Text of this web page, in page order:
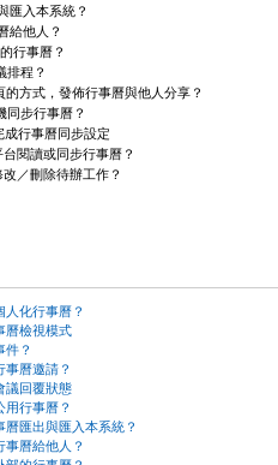
匯入本系統？
給他人？
行事曆？
排程？
的方式，發佈行事曆與他人分享？
同步行事曆？
成行事曆同步設定
閱讀或同步行事曆？
／刪除待辦工作？
人化行事曆？
曆檢視模式
件？
事曆邀請？
議回覆狀態
用行事曆？
曆匯出與匯入本系統？
事曆給他人？